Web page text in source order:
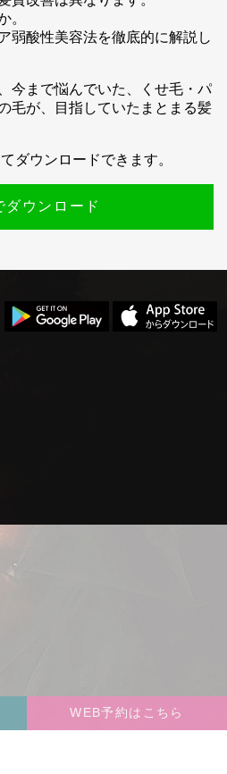
。
弱酸性美容法を徹底的に解説し
今まで悩んでいた、くせ毛・パ
毛が、目指していたまとまる髪
ダウンロードできます。
ダウンロード
WEB予約はこちら